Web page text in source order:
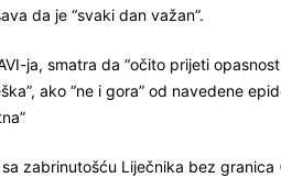
da je “svaki dan važan”.
ja, smatra da “očito prijeti
ako “ne i gora” od navedene
zabrinutošću Liječnika bez granica